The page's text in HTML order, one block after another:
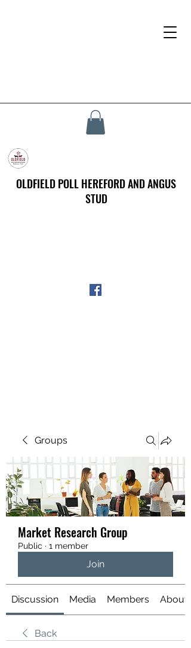
OLDFIELD POLL HEREFORD AND ANGUS
STUD
Groups
Market Research Group
Public · 1 member
Join
Discussion Media Members About
Back